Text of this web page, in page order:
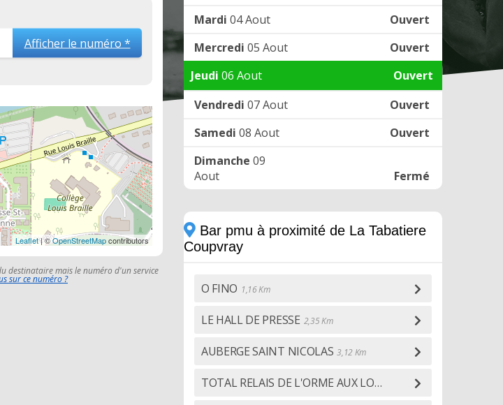
Afficher le numéro *
Leaflet| ©OpenStreetMapcontributors
destinataire mais le numéro d'un service
sur ce numéro ?
Mardi 04 Aout
Ouvert
Mercredi 05 Aout
Ouvert
Jeudi 06 Aout
Ouvert
Vendredi 07 Aout
Ouvert
Samedi 08 Aout
Ouvert
Dimanche 09
Aout
Fermé
Bar pmu à proximité de La Tabatiere
Coupvray
O FINO 1,16 Km
LE HALL DE PRESSE 2,35 Km
AUBERGE SAINT NICOLAS 3,12 Km
TOTAL RELAIS DE L'ORME AUX LOUPS 3,48 Km